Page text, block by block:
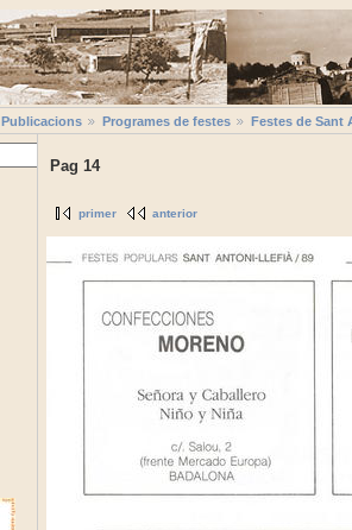
Publicacions Programes de festes Festes de Sant
Pag 14
primer anterior